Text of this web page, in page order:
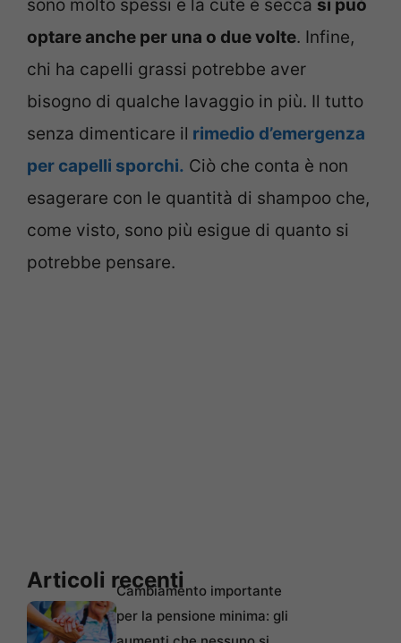
sono molto spessi e la cute è secca si può
optare anche per una o due volte. Infine,
chi ha capelli grassi potrebbe aver
bisogno di qualche lavaggio in più. Il tutto
senza dimenticare il rimedio d’emergenza
per capelli sporchi. Ciò che conta è non
esagerare con le quantità di shampoo che,
come visto, sono più esigue di quanto si
potrebbe pensare.
Articoli recentiCambiamento importante
per la pensione minima: gli